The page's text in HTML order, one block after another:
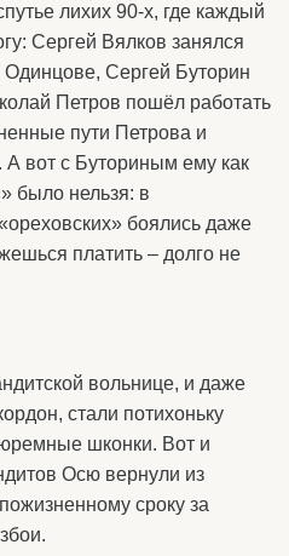
лихих 90-х, где каждый
Сергей Вялков занялся
Сергей Буторин
Петров пошёл работать
пути Петрова и
А вот с Буториным ему как
было нельзя: в
боялись даже
платить – долго не
вольнице, и даже
стали потихоньку
шконки. Вот и
Осю вернули из
сроку за